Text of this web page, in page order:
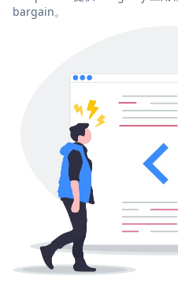
bargain。